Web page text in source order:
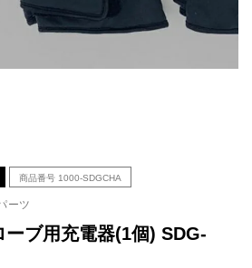
商品番号 1000-SDGCHA
ーツ
ブ用充電器(1個) SDG-